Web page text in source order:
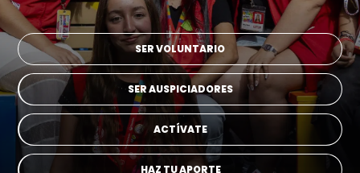
SER VOLUNTARIO
SER AUSPICIADORES
ACTÍVATE
HAZ TU APORTE